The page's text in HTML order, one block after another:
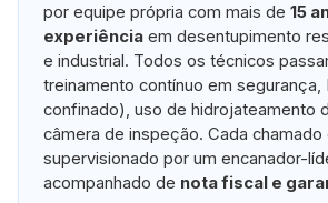
por equipe própria com mais de15
experiência em desentupimento
e industrial. Todos os técnicos
treinamento contínuo em
confinado), uso de hidrojateamento
câmera de inspeção. Cada chamado
supervisionado por um encanador-
acompanhado de nota fiscal e